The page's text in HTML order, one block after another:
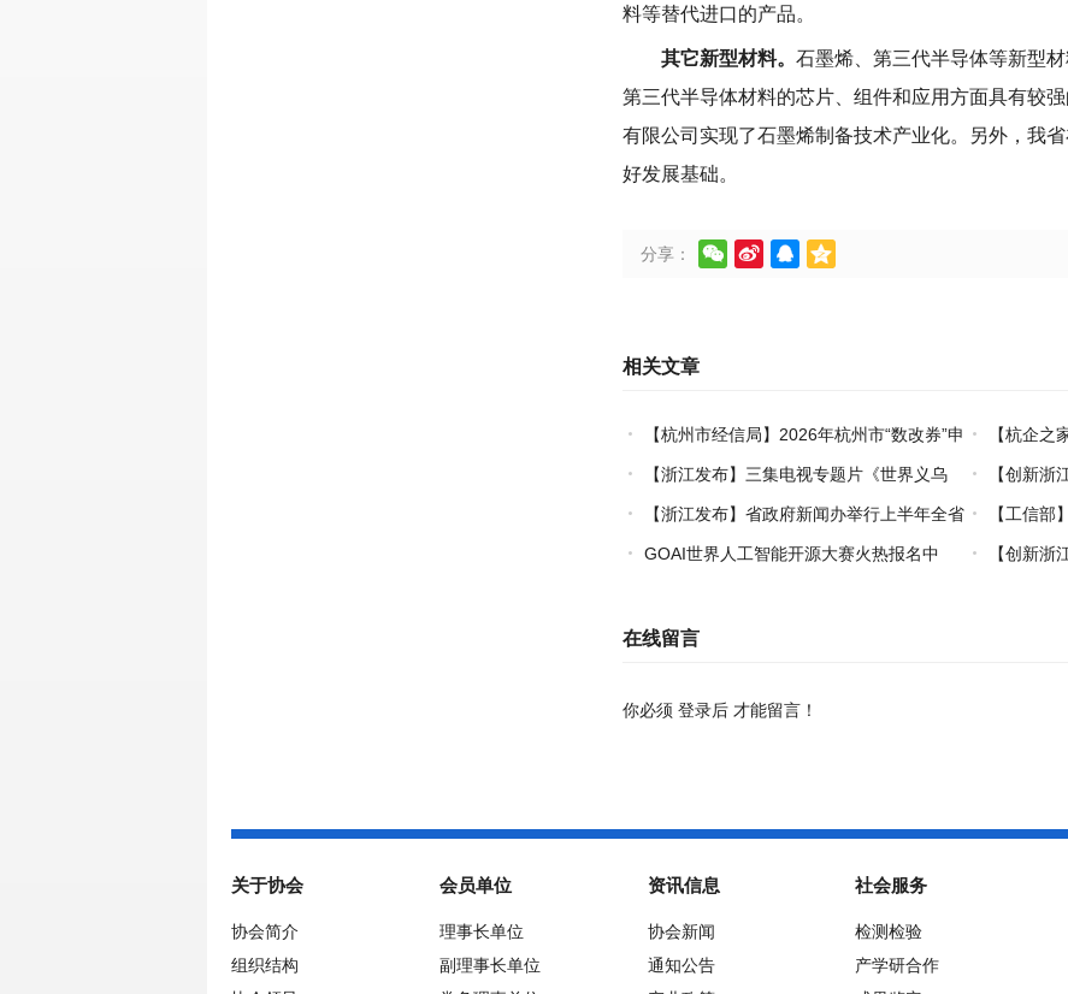
料等替代进口的产品。
其它新型材料。 石墨烯、第三代半导体等新型
第三代半导体材料的芯片、组件和应用方面具有较
有限公司实现了石墨烯制备技术产业化。另外，我省
好发展基础。
分享：    
相关文章
【杭州市经信局】2026年杭州市“数改券”申
领工作正式启动
【杭企之
书申领通道
【浙江发布】三集电视专题片《世界义乌
——习近平关心引领义乌发展》热播上线
【创新浙
果：破茧化“
【浙江发布】省政府新闻办举行上半年全省
经济运行情况新闻发布会
【工信部
2026年上半
GOAI世界人工智能开源大赛火热报名中
【创新浙
在线留言
你必须 登录后 才能留言！
关于协会
协会简介
组织结构
会员单位
理事长单位
副理事长单位
资讯信息
协会新闻
通知公告
社会服务
检测检验
产学研合作